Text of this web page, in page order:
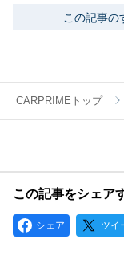
この記事の
CARPRIMEトップ
この記事をシェア
シェア ツイ